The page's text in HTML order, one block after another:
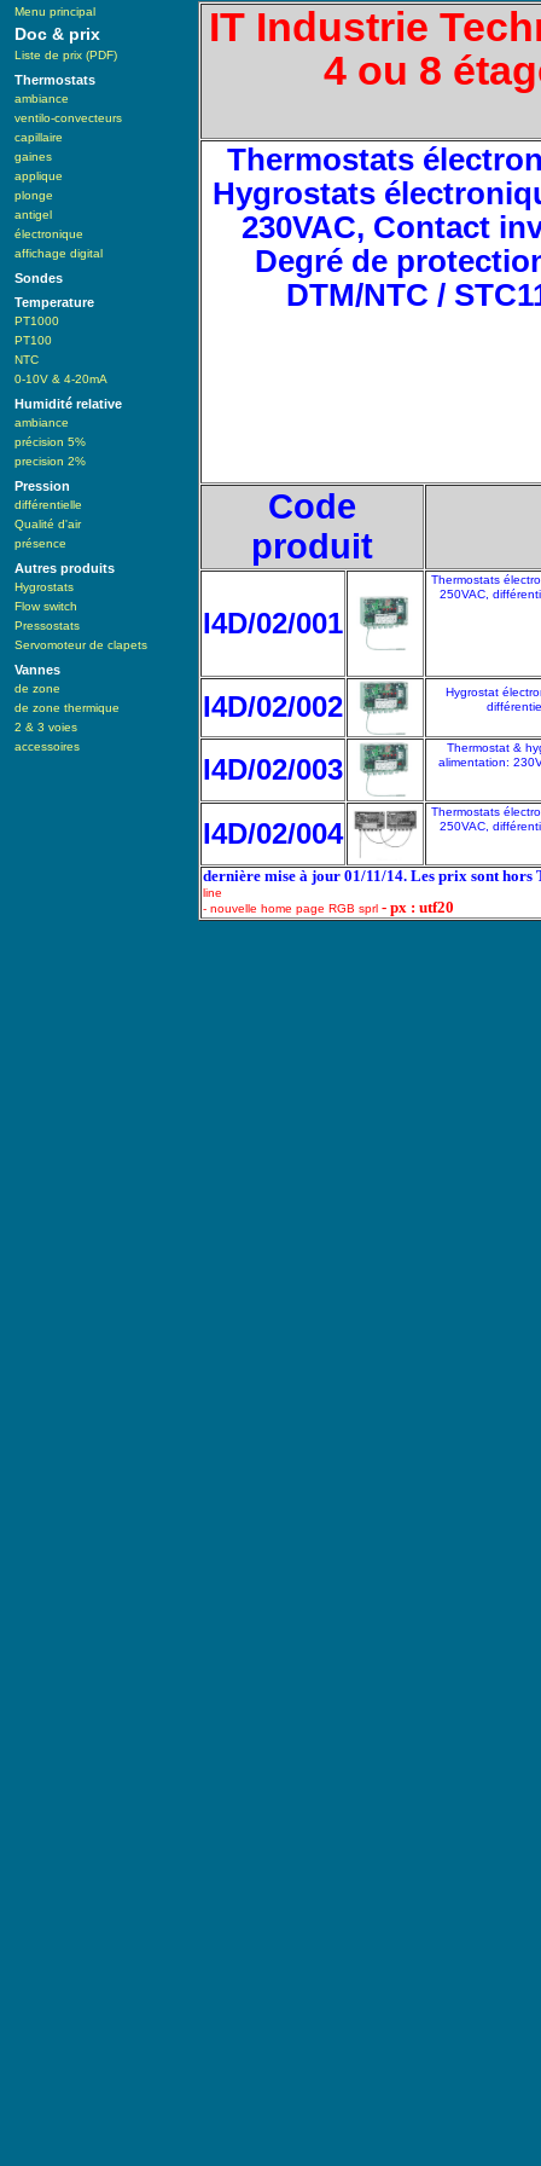
Menu principal
Doc & prix
Liste de prix (PDF)
Thermostats
ambiance
ventilo-convecteurs
capillaire
gaines
applique
plonge
antigel
électronique
affichage digital
Sondes
Temperature
PT1000
PT100
NTC
0-10V & 4-20mA
Humidité relative
ambiance
précision 5%
precision 2%
Pression
différentielle
Qualité d'air
présence
Autres produits
Hygrostats
Flow switch
Pressostats
Servomoteur de clapets
Vannes
de zone
de zone thermique
2 & 3 voies
accessoires
IT Industrie
4 ou 8
Thermostats
Hygrostats
230VAC, Contact
Degré de
DTM/NTC /
Code
produit
I4D/02/001
Thermostats
250VAC,
I4D/02/002
Hygrostat
I4D/02/003
Thermostat &
alimentation:
I4D/02/004
Thermostats
250VAC,
dernière mise à jour 01/11/14. Les prix sont
line
- nouvelle home page RGB sprl - px : utf20